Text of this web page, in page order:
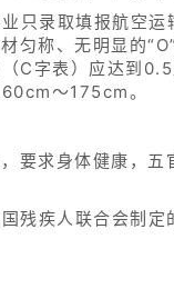
只录取填报航空
称、无明显的
C字表）应达到
～175cm。
要求身体健康，
残疾人联合会制